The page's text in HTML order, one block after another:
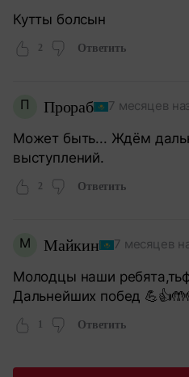
Кутты болсын
2 Ответить
П Прораб 7 месяцев
Может быть... Ждём
выступлений.
2 Ответить
М Майкин 7 месяцев
Молодцы наши
Дальнейших побед
Ответить